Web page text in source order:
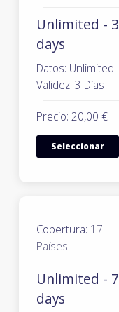
Unlimited - 3
days
Datos: Unlimited
Validez: 3 Días
Precio: 20,00 €
Seleccionar
Cobertura: 17
Países
Unlimited - 7
days